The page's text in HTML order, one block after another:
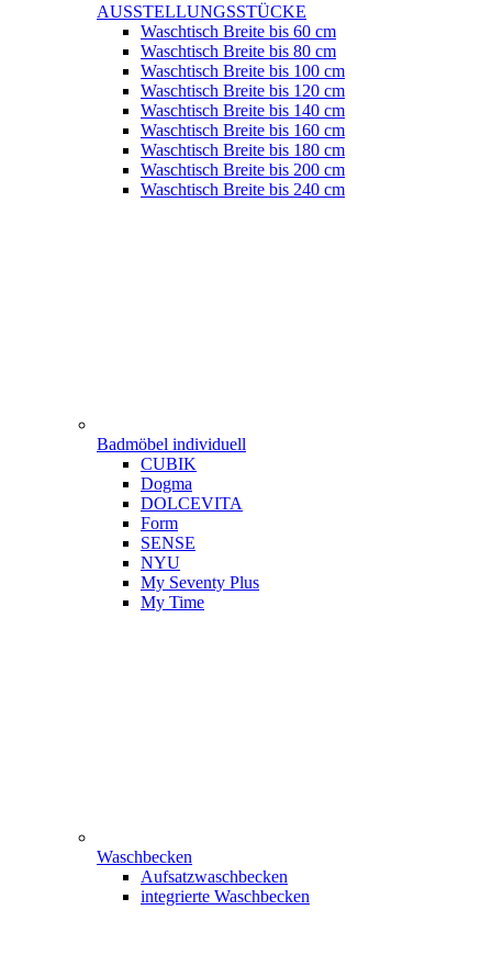
AUSSTELLUNGSSTÜCKE
Waschtisch Breite bis 60 cm
Waschtisch Breite bis 80 cm
Waschtisch Breite bis 100 cm
Waschtisch Breite bis 120 cm
Waschtisch Breite bis 140 cm
Waschtisch Breite bis 160 cm
Waschtisch Breite bis 180 cm
Waschtisch Breite bis 200 cm
Waschtisch Breite bis 240 cm
Badmöbel individuell
CUBIK
Dogma
DOLCEVITA
Form
SENSE
NYU
My Seventy Plus
My Time
Waschbecken
Aufsatzwaschbecken
integrierte Waschbecken